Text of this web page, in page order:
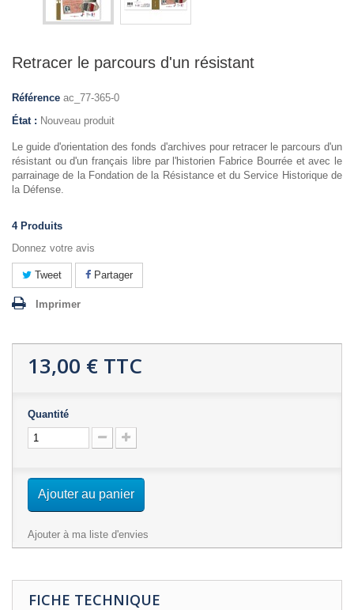
Retracer le parcours d'un résistant
Référence ac_77-365-0
État : Nouveau produit
Le guide d'orientation des fonds d'archives pour retracer le parcours d'un
résistant ou d'un français libre par l'historien Fabrice Bourrée et avec le
parrainage de la Fondation de la Résistance et du Service Historique de
la Défense.
4 Produits
Donnez votre avis
Tweet Partager
Imprimer
13,00 € TTC
Quantité
Ajouter au panier
Ajouter à ma liste d'envies
FICHE TECHNIQUE